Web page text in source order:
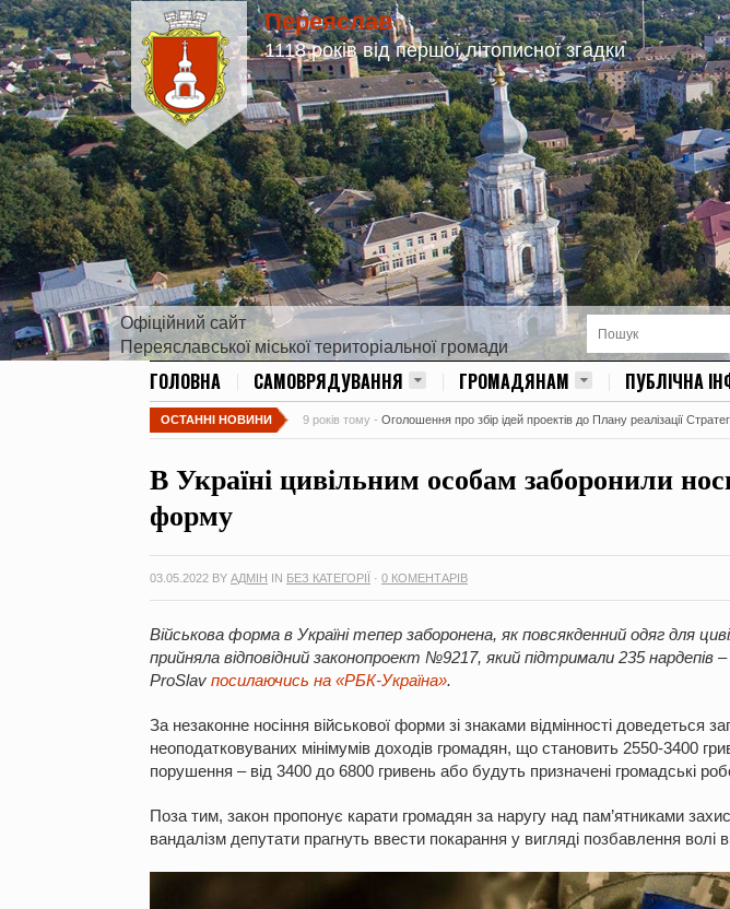
Переяслав
1118 років від першої літописної згадки
Офіційний сайт
Переяславської міської територіальної громади
ГОЛОВНА САМОВРЯДУВАННЯ ГРОМАДЯНАМ ПУБЛІЧНА
ОСТАННІ НОВИНИ 9 років тому - Оголошення про збір ідей проектів до Плану реалізації
В Україні цивільним особам заборонили
форму
03.05.2022 BY АДМІН IN БЕЗ КАТЕГОРІЇ · 0 КОМЕНТАРІВ
Військова форма в Україні тепер заборонена, як повсякденний одяг для
прийняла відповідний законопроект №9217, який підтримали 235 нардепів –
ProSlav посилаючись на «РБК-Україна».
За незаконне носіння військової форми зі знаками відмінності доведеться
неоподатковуваних мінімумів доходів громадян, що становить 2550-3400
порушення – від 3400 до 6800 гривень або будуть призначені громадські
Поза тим, закон пропонує карати громадян за наругу над пам’ятниками
вандалізм депутати прагнуть ввести покарання у вигляді позбавлення волі